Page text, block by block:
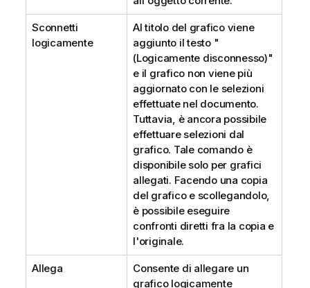
Sconnetti
logicamente
Al titolo del grafico viene
aggiunto il testo "
(Logicamente disconnesso)"
e il grafico non viene più
aggiornato con le selezioni
effettuate nel documento.
Tuttavia, è ancora possibile
effettuare selezioni dal
grafico. Tale comando è
disponibile solo per grafici
allegati. Facendo una copia
del grafico e scollegandolo,
è possibile eseguire
confronti diretti fra la copia e
l'originale.
Allega
Consente di allegare un
grafico logicamente